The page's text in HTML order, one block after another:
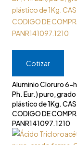
Cotizar
Aluminio Cloruro 6-
Ph. Eur.) puro,
plástico de 1Kg.
CODIGO DE
PANR141097.1210